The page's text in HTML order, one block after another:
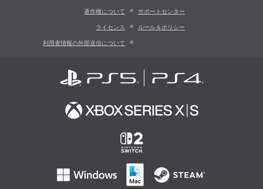
著作権について サポートセンター
ライセンス ルール＆ポリシー
利用者情報の外部送信について